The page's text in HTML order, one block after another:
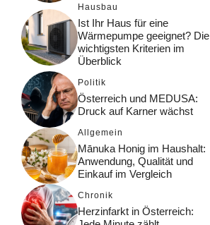
Hausbau
Ist Ihr Haus für eine
Wärmepumpe geeignet? Die
wichtigsten Kriterien im
Überblick
Politik
Österreich und MEDUSA:
Druck auf Karner wächst
Allgemein
Mānuka Honig im Haushalt:
Anwendung, Qualität und
Einkauf im Vergleich
Chronik
Herzinfarkt in Österreich: